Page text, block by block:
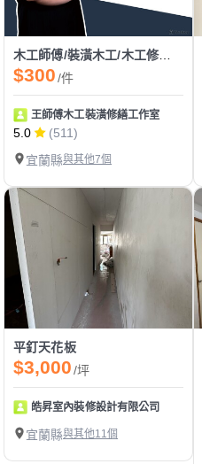
木工師傅/裝潢木工/木工修繕/木作維修/五金維修
$300/件
王師傅木工裝潢修繕工作室
5.0
(511)
宜蘭縣與其他7個
平釘天花板
$3,000/坪
皓昇室內裝修設計有限公司
宜蘭縣與其他11個